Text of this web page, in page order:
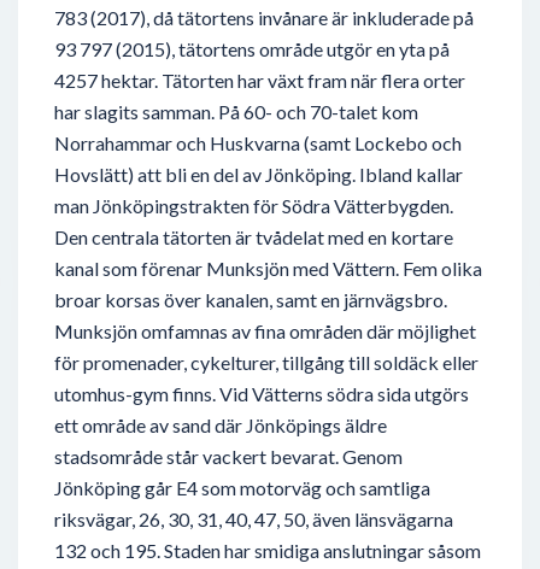
783 (2017), då tätortens invånare är inkluderade på
93 797 (2015), tätortens område utgör en yta på
4257 hektar. Tätorten har växt fram när flera orter
har slagits samman. På 60- och 70-talet kom
Norrahammar och Huskvarna (samt Lockebo och
Hovslätt) att bli en del av Jönköping. Ibland kallar
man Jönköpingstrakten för Södra Vätterbygden.
Den centrala tätorten är tvådelat med en kortare
kanal som förenar Munksjön med Vättern. Fem olika
broar korsas över kanalen, samt en järnvägsbro.
Munksjön omfamnas av fina områden där möjlighet
för promenader, cykelturer, tillgång till soldäck eller
utomhus-gym finns. Vid Vätterns södra sida utgörs
ett område av sand där Jönköpings äldre
stadsområde står vackert bevarat. Genom
Jönköping går E4 som motorväg och samtliga
riksvägar, 26, 30, 31, 40, 47, 50, även länsvägarna
132 och 195. Staden har smidiga anslutningar såsom